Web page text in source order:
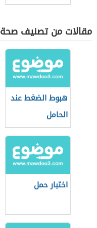
مقالات من تصنيف صحة
هبوط الضغط عند
الحامل
اختبار حمل